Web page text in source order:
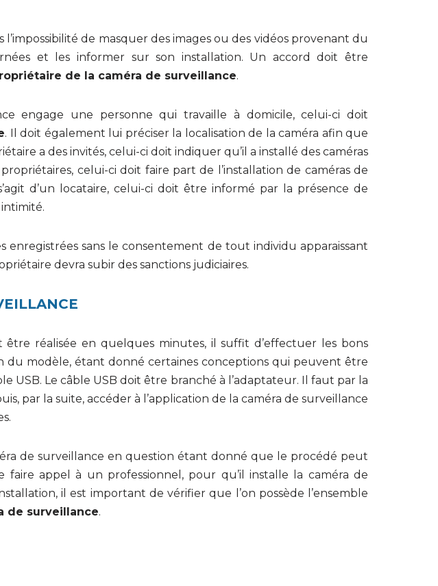
l’impossibilité de masquer des images ou des vidéos provenant du
et les informer sur son installation. Un accord doit être
de la caméra de surveillance.
engage une personne qui travaille à domicile, celui-ci doit
. Il doit également lui préciser la localisation de la caméra afin que
a des invités, celui-ci doit indiquer qu’il a installé des caméras
celui-ci doit faire part de l’installation de caméras de
d’un locataire, celui-ci doit être informé par la présence de
enregistrées sans le consentement de tout individu apparaissant
devra subir des sanctions judiciaires.
être réalisée en quelques minutes, il suffit d’effectuer les bons
modèle, étant donné certaines conceptions qui peuvent être
USB. Le câble USB doit être branché à l’adaptateur. Il faut par la
par la suite, accéder à l’application de la caméra de surveillance
de surveillance en question étant donné que le procédé peut
appel à un professionnel, pour qu’il installe la caméra de
il est important de vérifier que l’on possède l’ensemble
de surveillance.